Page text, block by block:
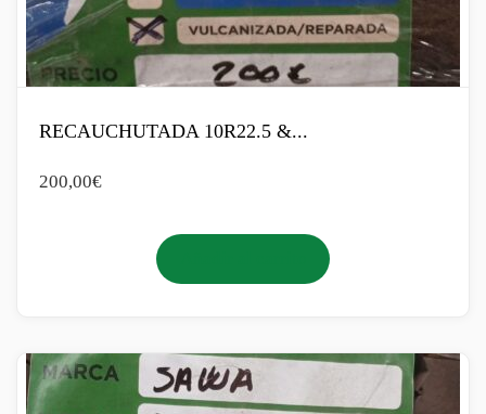
RECAUCHUTADA 10R22.5 &...
200,00€